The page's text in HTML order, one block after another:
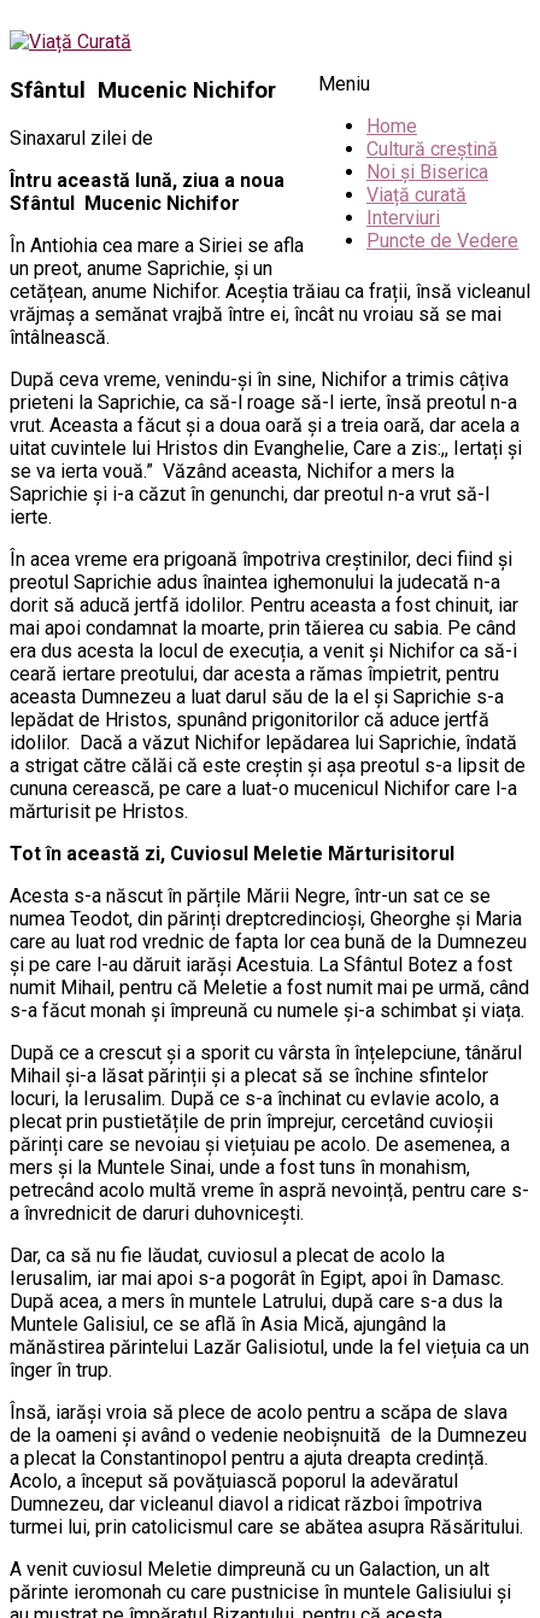
Meniu
Home
Cultură creștină
Noi și Biserica
Viață curată
Interviuri
Puncte de Vedere
Sfântul Mucenic Nichifor
Sinaxarul zilei de
Întru această lună, ziua a noua
Sfântul Mucenic Nichifor
În Antiohia cea mare a Siriei se afla
un preot, anume Saprichie, și un
cetățean, anume Nichifor. Aceștia trăiau ca frații, însă vicleanul
vrăjmaș a semănat vrajbă între ei, încât nu vroiau să se mai
întâlnească.
După ceva vreme, venindu-și în sine, Nichifor a trimis câțiva
prieteni la Saprichie, ca să-l roage să-l ierte, însă preotul n-a
vrut. Aceasta a făcut și a doua oară și a treia oară, dar acela a
uitat cuvintele lui Hristos din Evanghelie, Care a zis:,, Iertați și
se va ierta vouă.” Văzând aceasta, Nichifor a mers la
Saprichie și i-a căzut în genunchi, dar preotul n-a vrut să-l
ierte.
În acea vreme era prigoană împotriva creștinilor, deci fiind și
preotul Saprichie adus înaintea ighemonului la judecată n-a
dorit să aducă jertfă idolilor. Pentru aceasta a fost chinuit, iar
mai apoi condamnat la moarte, prin tăierea cu sabia. Pe când
era dus acesta la locul de execuția, a venit și Nichifor ca să-i
ceară iertare preotului, dar acesta a rămas împietrit, pentru
aceasta Dumnezeu a luat darul său de la el și Saprichie s-a
lepădat de Hristos, spunând prigonitorilor că aduce jertfă
idolilor. Dacă a văzut Nichifor lepădarea lui Saprichie, îndată
a strigat către călăi că este creștin și așa preotul s-a lipsit de
cununa cerească, pe care a luat-o mucenicul Nichifor care l-a
mărturisit pe Hristos.
Tot în această zi, Cuviosul Meletie Mărturisitorul
Acesta s-a născut în părțile Mării Negre, într-un sat ce se
numea Teodot, din părinți dreptcredincioși, Gheorghe și Maria
care au luat rod vrednic de fapta lor cea bună de la Dumnezeu
și pe care l-au dăruit iarăși Acestuia. La Sfântul Botez a fost
numit Mihail, pentru că Meletie a fost numit mai pe urmă, când
s-a făcut monah și împreună cu numele și-a schimbat și viața.
După ce a crescut și a sporit cu vârsta în înțelepciune, tânărul
Mihail și-a lăsat părinții și a plecat să se închine sfintelor
locuri, la Ierusalim. După ce s-a închinat cu evlavie acolo, a
plecat prin pustietățile de prin împrejur, cercetând cuvioșii
părinți care se nevoiau și viețuiau pe acolo. De asemenea, a
mers și la Muntele Sinai, unde a fost tuns în monahism,
petrecând acolo multă vreme în aspră nevoință, pentru care s-
a învrednicit de daruri duhovnicești.
Dar, ca să nu fie lăudat, cuviosul a plecat de acolo la
Ierusalim, iar mai apoi s-a pogorât în Egipt, apoi în Damasc.
După acea, a mers în muntele Latrului, după care s-a dus la
Muntele Galisiul, ce se află în Asia Mică, ajungând la
mănăstirea părintelui Lazăr Galisiotul, unde la fel viețuia ca un
înger în trup.
Însă, iarăși vroia să plece de acolo pentru a scăpa de slava
de la oameni și având o vedenie neobișnuită de la Dumnezeu
a plecat la Constantinopol pentru a ajuta dreapta credință.
Acolo, a început să povățuiască poporul la adevăratul
Dumnezeu, dar vicleanul diavol a ridicat război împotriva
turmei lui, prin catolicismul care se abătea asupra Răsăritului.
A venit cuviosul Meletie dimpreună cu un Galaction, un alt
părinte ieromonah cu care pustnicise în muntele Galisiului și